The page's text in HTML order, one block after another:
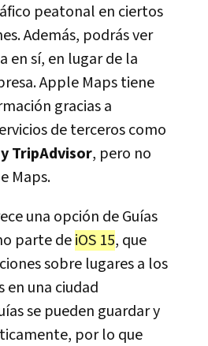
peatonal en ciertos
Además, podrás ver
en sí, en lugar de la
Apple Maps tiene
gracias a
de terceros como
TripAdvisor, pero no
Maps.
una opción de Guías
parte deiOS 15, que
sobre lugares a los
en una ciudad
se pueden guardar y
por lo que